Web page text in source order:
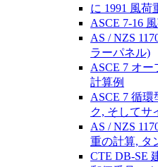
に 1991 風荷
ASCE 7-16
AS / NZS
ラーパネル)
ASCE 7 オ
計算例
ASCE 7 循
ク, そしてサ
AS / NZS
重の計算, タ
CTE DB-SE